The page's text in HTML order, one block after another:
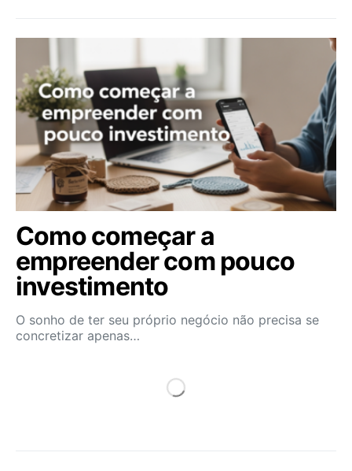
Como começar a
empreender com pouco
investimento
O sonho de ter seu próprio negócio não precisa se
concretizar apenas…